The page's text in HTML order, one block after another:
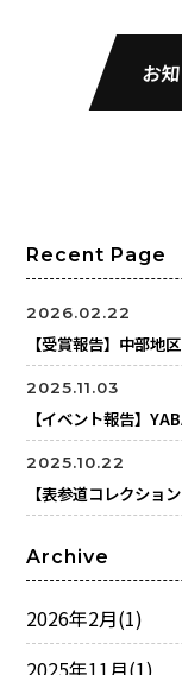
お
Recent Page
2026.02.22
【受賞報告】中部地
2025.11.03
【イベント報告】
2025.10.22
【表参道コレクシ
Archive
2026年2月(1)
2025年11月(1)